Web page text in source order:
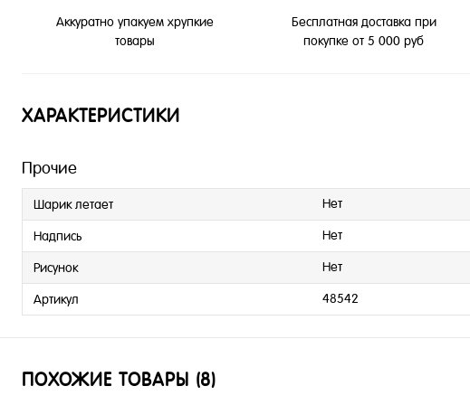
Аккуратно упакуем хрупкие
товары
Бесплатная доставка при
покупке от 5 000 руб
ХАРАКТЕРИСТИКИ
Прочие
Шарик летает Нет
Надпись Нет
Рисунок Нет
Артикул 48542
ПОХОЖИЕ ТОВАРЫ (8)